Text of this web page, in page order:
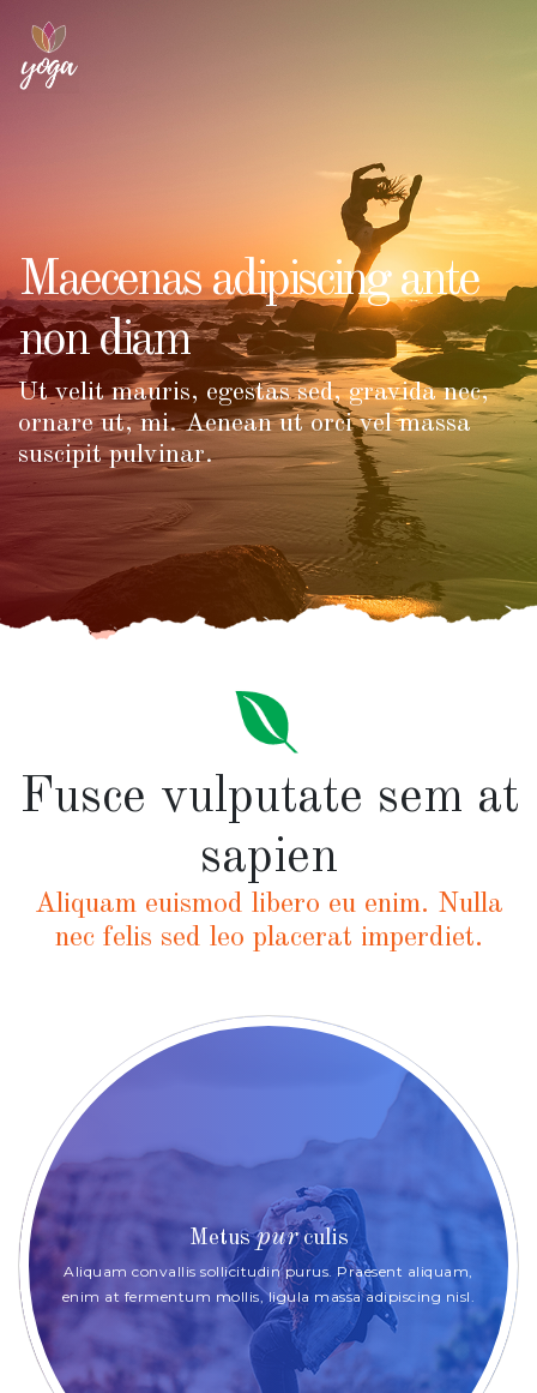
Maecenas adipiscing ante
non diam
Ut velit mauris, egestas sed, gravida nec,
ornare ut, mi. Aenean ut orci vel massa
suscipit pulvinar.
Fusce vulputate sem at
sapien
Aliquam euismod libero eu enim. Nulla
nec felis sed leo placerat imperdiet.
Metuspurculis
Aliquam convallis sollicitudin purus. Praesent aliquam,
enim at fermentum mollis, ligula massa adipiscing nisl.